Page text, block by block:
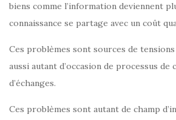
biens comme l’information deviennent
connaissance se partage avec un coût
Ces problèmes sont sources de
aussi autant d’occasion de processus
d’échanges.
Ces problèmes sont autant de champ